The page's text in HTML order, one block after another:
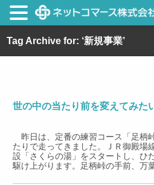
Tag Archive for: ‘新規事業’
世の中の当たり前を変えてみた
昨日は、定番の練習コース「足柄
たりで走ってきました。ＪＲ御殿場
設「さくらの湯」をスタートし、ひ
駆け上がります。足柄峠の手前、万